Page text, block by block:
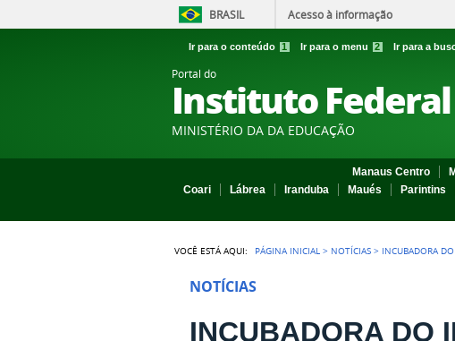
BRASIL Acesso à informação
Ir para o conteúdo 1 Ir para o menu 2 Ir para a
Portal do
Instituto
MINISTÉRIO DA DA EDUCAÇÃO
Manaus Centro
Coari
Lábrea Iranduba Maués Parintins
VOCÊ ESTÁ AQUI: PÁGINA INICIAL > NOTÍCIAS > INCUBADORA
NOTÍCIAS
INCUBADORA DO